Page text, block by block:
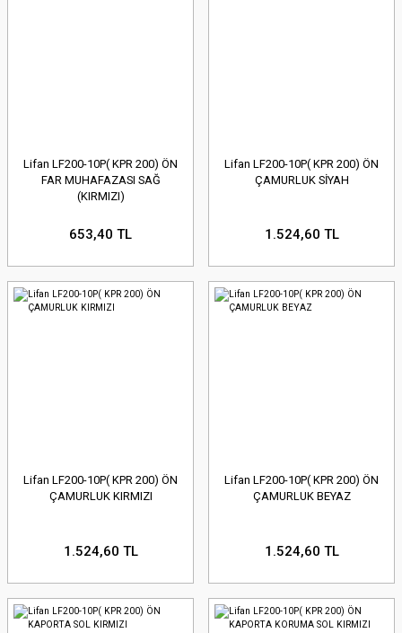
Lifan LF200-10P( KPR 200) ÖN
FAR MUHAFAZASI SAĞ
(KIRMIZI)
653,40 TL
Lifan LF200-10P( KPR 200) ÖN
ÇAMURLUK SİYAH
1.524,60 TL
Lifan LF200-10P( KPR 200) ÖN
ÇAMURLUK KIRMIZI
1.524,60 TL
Lifan LF200-10P( KPR 200) ÖN
ÇAMURLUK BEYAZ
1.524,60 TL